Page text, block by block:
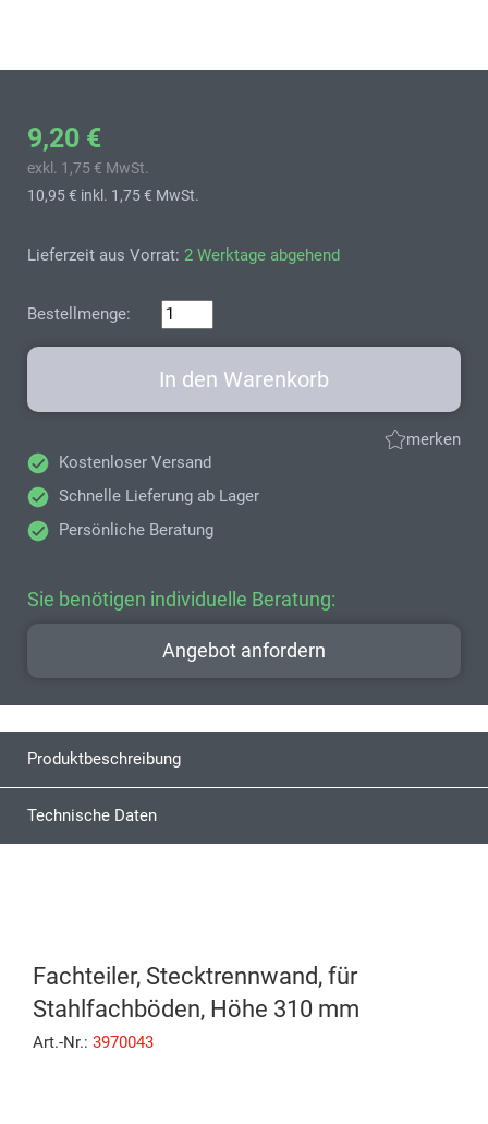
9,20 €
exkl. 1,75 € MwSt.
10,95 € inkl. 1,75 € MwSt.
Lieferzeit aus Vorrat: 2 Werktage abgehend
Bestellmenge:
In den Warenkorb
merken
Kostenloser Versand
Schnelle Lieferung ab Lager
Persönliche Beratung
Sie benötigen individuelle Beratung:
Angebot anfordern
Produktbeschreibung
Technische Daten
Fachteiler, Stecktrennwand, für
Stahlfachböden, Höhe 310 mm
Art.-Nr.: 3970043